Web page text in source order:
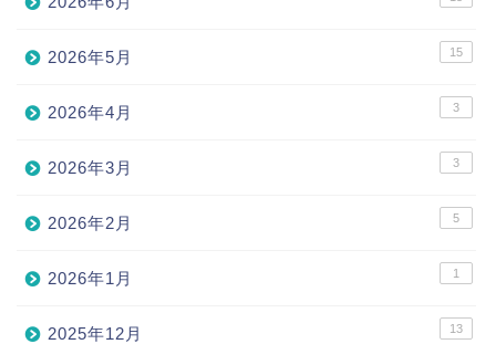
2026年5月 15
2026年4月 3
2026年3月 3
2026年2月 5
2026年1月 1
2025年12月 13